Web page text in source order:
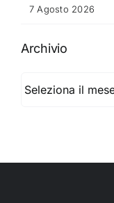
7 Agosto 2026
Archivio